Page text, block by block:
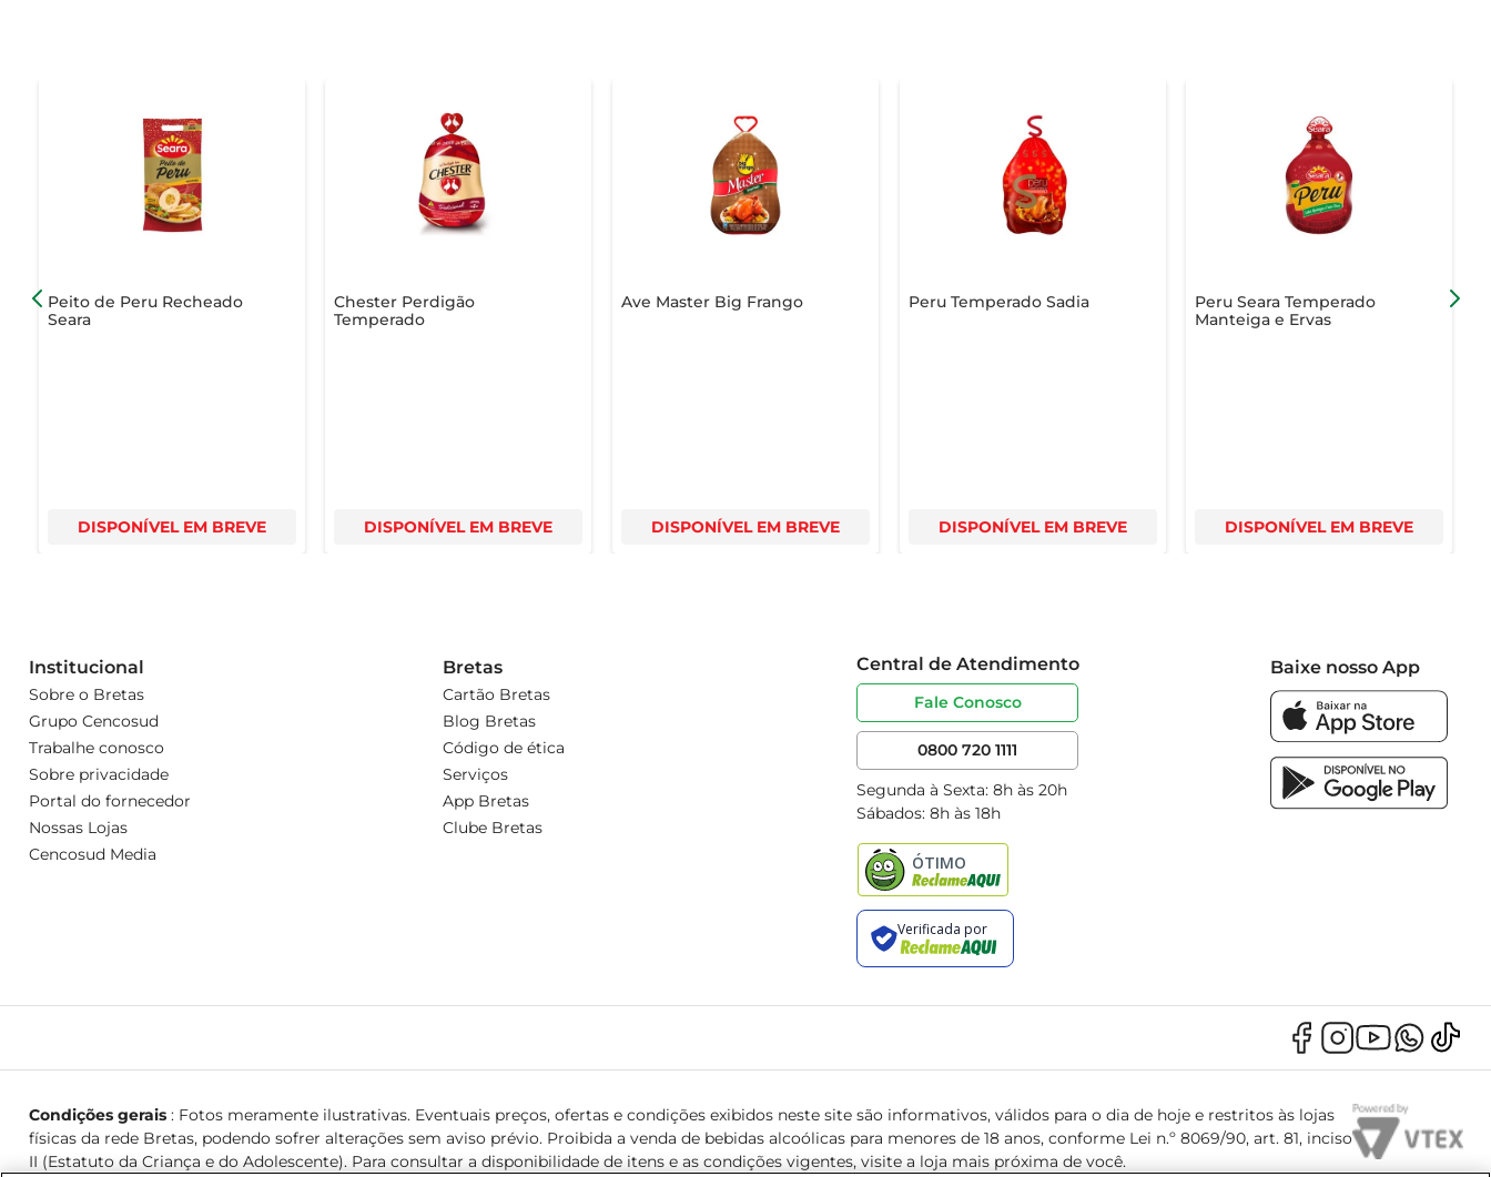
Especificações do produto
- Peso: 1 kg
- Tipo: Ave temperada
- Ideal para: Assar, grelhar e preparar receitas rápidas
Peito de Peru Recheado
Seara
DISPONÍVEL EM BREVE
Chester Perdigão
Temperado
DISPONÍVEL EM BREVE
Ave Master Big Frango
DISPONÍVEL EM BREVE
Peru Temperado Sadia
DISPONÍVEL EM BREVE
Peru Seara Temperado
Manteiga e Ervas
DISPONÍVEL EM BREVE
Institucional
Sobre o Bretas
Grupo Cencosud
Trabalhe conosco
Sobre privacidade
Portal do fornecedor
Nossas Lojas
Cencosud Media
Bretas
Cartão Bretas
Blog Bretas
Código de ética
Serviços
App Bretas
Clube Bretas
Central de Atendimento
Fale Conosco
0800 720 1111
Segunda à Sexta: 8h às 20h
Sábados: 8h às 18h
Baixe nosso App
Condições gerais: Fotos meramente ilustrativas. Eventuais preços, ofertas e condições exibidos neste site são informativos, válidos para o dia de hoje e restritos às lojas
físicas da rede Bretas, podendo sofrer alterações sem aviso prévio. Proibida a venda de bebidas alcoólicas para menores de 18 anos, conforme Lei n.º 8069/90, art. 81, inciso
II (Estatuto da Criança e do Adolescente). Para consultar a disponibilidade de itens e as condições vigentes, visite a loja mais próxima de você.